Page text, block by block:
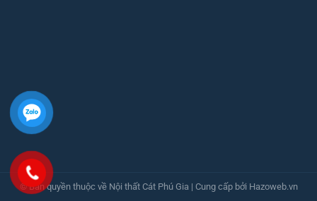
© Bản quyền thuộc về Nội thất Cát Phú Gia | Cung cấp bởi Hazoweb.vn